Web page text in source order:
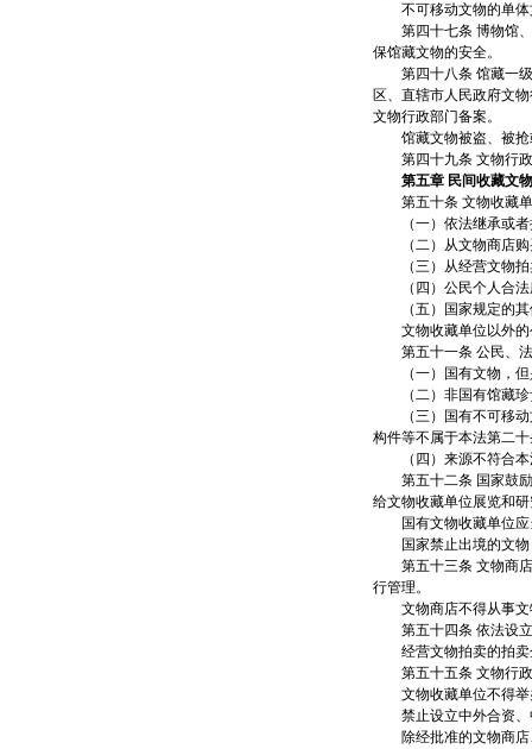
不可移动文物的单体
第四十七条 博物馆、
保馆藏文物的安全。
第四十八条 馆藏一级
区、直辖市人民政府文
文物行政部门备案。
馆藏文物被盗、被抢
第四十九条 文物行政
第五章 民间收藏文物
第五十条 文物收藏单
（一）依法继承或者
（二）从文物商店购
（三）从经营文物拍
（四）公民个人合法
（五）国家规定的其
文物收藏单位以外的
第五十一条 公民、法
（一）国有文物，但
（二）非国有馆藏珍
（三）国有不可移动
构件等不属于本法第二
（四）来源不符合本
第五十二条 国家鼓励
给文物收藏单位展览和研
国有文物收藏单位应
国家禁止出境的文物
第五十三条 文物商店
行管理。
文物商店不得从事文
第五十四条 依法设立
经营文物拍卖的拍卖
第五十五条 文物行政
文物收藏单位不得举
禁止设立中外合资、
除经批准的文物商店